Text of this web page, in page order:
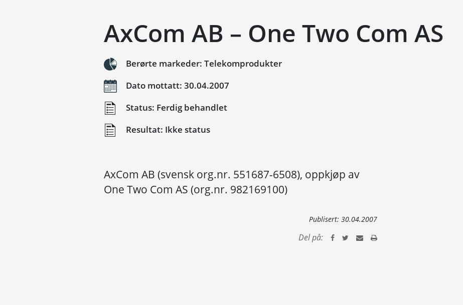
AxCom AB – One Two Com AS
Berørte markeder: Telekomprodukter
Dato mottatt: 30.04.2007
Status: Ferdig behandlet
Resultat: Ikke status
AxCom AB (svensk org.nr. 551687-6508), oppkjøp av
One Two Com AS (org.nr. 982169100)
Publisert: 30.04.2007
Del på: